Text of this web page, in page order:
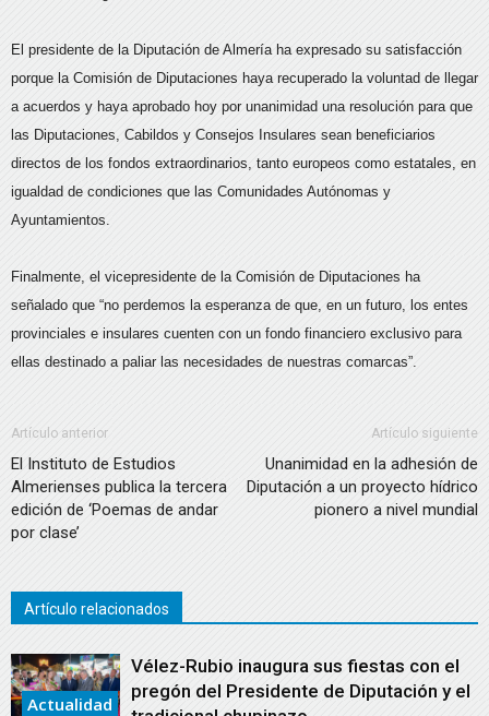
El presidente de la Diputación de Almería ha expresado su satisfacción
porque la Comisión de Diputaciones haya recuperado la voluntad de llegar
a acuerdos y haya aprobado hoy por unanimidad una resolución para que
las Diputaciones, Cabildos y Consejos Insulares sean beneficiarios
directos de los fondos extraordinarios, tanto europeos como estatales, en
igualdad de condiciones que las Comunidades Autónomas y
Ayuntamientos.
Finalmente, el vicepresidente de la Comisión de Diputaciones ha
señalado que “no perdemos la esperanza de que, en un futuro, los entes
provinciales e insulares cuenten con un fondo financiero exclusivo para
ellas destinado a paliar las necesidades de nuestras comarcas”.
Artículo anterior
El Instituto de Estudios
Almerienses publica la tercera
edición de ‘Poemas de andar
por clase’
Artículo siguiente
Unanimidad en la adhesión de
Diputación a un proyecto hídrico
pionero a nivel mundial
Artículo relacionados
Actualidad
Vélez-Rubio inaugura sus fiestas con el
pregón del Presidente de Diputación y el